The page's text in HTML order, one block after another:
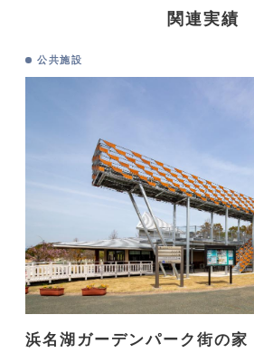
関連実績
公共施設
浜名湖ガーデンパーク街の家